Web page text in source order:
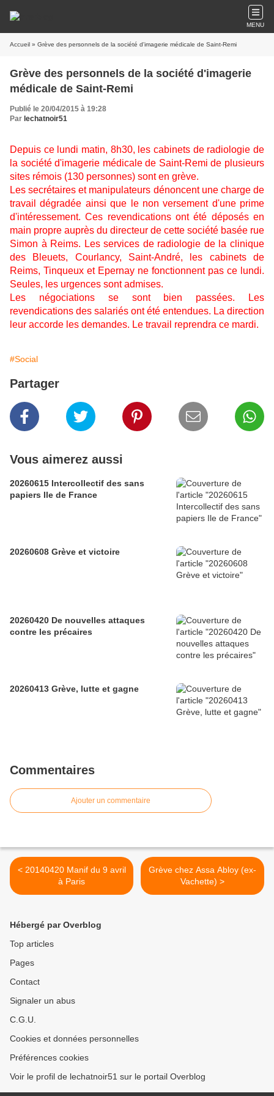
MENU
Accueil » Grève des personnels de la société d'imagerie médicale de Saint-Remi
Grève des personnels de la société d'imagerie
médicale de Saint-Remi
Publié le 20/04/2015 à 19:28
Par lechatnoir51
Depuis ce lundi matin, 8h30, les cabinets de radiologie de
la société d'imagerie médicale de Saint-Remi de plusieurs
sites rémois (130 personnes) sont en grève.
Les secrétaires et manipulateurs dénoncent une charge de
travail dégradée ainsi que le non versement d'une prime
d'intéressement. Ces revendications ont été déposés en
main propre auprès du directeur de cette société basée rue
Simon à Reims. Les services de radiologie de la clinique
des Bleuets, Courlancy, Saint-André, les cabinets de
Reims, Tinqueux et Epernay ne fonctionnent pas ce lundi.
Seules, les urgences sont admises.
Les négociations se sont bien passées. Les
revendications des salariés ont été entendues. La direction
leur accorde les demandes. Le travail reprendra ce mardi.
#Social
Partager
Vous aimerez aussi
20260615 Intercollectif des sans
papiers Ile de France
20260608 Grève et victoire
20260420 De nouvelles attaques
contre les précaires
20260413 Grève, lutte et gagne
Commentaires
Ajouter un commentaire
< 20140420 Manif du 9 avril
à Paris
Grève chez Assa Abloy (ex-
Vachette) >
Hébergé par Overblog
Top articles
Pages
Contact
Signaler un abus
C.G.U.
Cookies et données personnelles
Préférences cookies
Voir le profil de lechatnoir51 sur le portail Overblog